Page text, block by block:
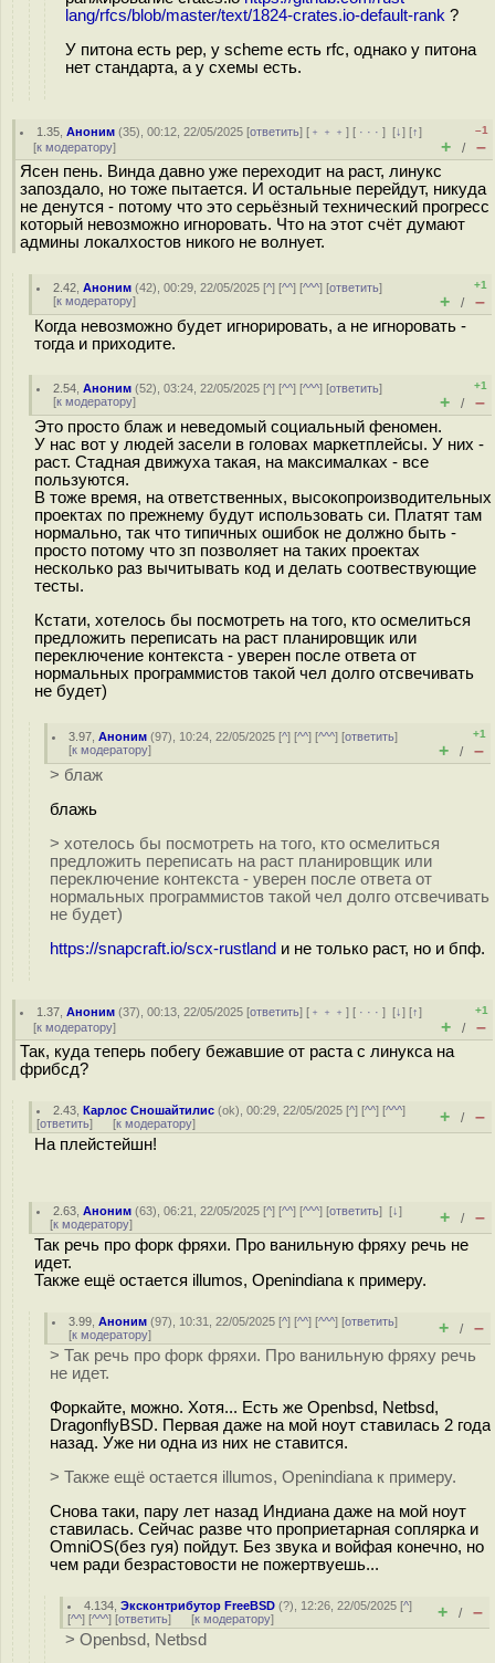
lang/rfcs/blob/master/text/1824-crates.io-default-rank ?
У питона есть pep, у scheme есть rfc, однако у питона
нет стандарта, а у схемы есть.
1.35 ,Аноним (35), 00:12, 22/05/2025 [ответить] [ ﹢﹢﹢] [ · · ·][↓] [↑]
[к модератору]
–1
+ / –
Ясен пень. Винда давно уже переходит на раст, линукс
запоздало, но тоже пытается. И остальные перейдут, никуда
не денутся - потому что это серьёзный технический прогресс
который невозможно игноровать. Что на этот счёт думают
админы локалхостов никого не волнует.
2.42 ,Аноним (42), 00:29, 22/05/2025 [^] [^^] [^^^] [ответить]
[к модератору]
+1
+ / –
Когда невозможно будет игнорировать, а не игноровать -
тогда и приходите.
2.54 ,Аноним (52), 03:24, 22/05/2025 [^] [^^] [^^^] [ответить]
[к модератору]
+1
+ / –
Это просто блаж и неведомый социальный феномен.
У нас вот у людей засели в головах маркетплейсы. У них -
раст. Стадная движуха такая, на максималках - все
пользуются.
В тоже время, на ответственных, высокопроизводительных
проектах по прежнему будут использовать си. Платят там
нормально, так что типичных ошибок не должно быть -
просто потому что зп позволяет на таких проектах
несколько раз вычитывать код и делать соотвествующие
тесты.
Кстати, хотелось бы посмотреть на того, кто осмелиться
предложить переписать на раст планировщик или
переключение контекста - уверен после ответа от
нормальных программистов такой чел долго отсвечивать
не будет)
3.97 ,Аноним (97), 10:24, 22/05/2025 [^] [^^] [^^^] [ответить]
[к модератору]
+1
+ / –
> блаж
блажь
> хотелось бы посмотреть на того, кто осмелиться
предложить переписать на раст планировщик или
переключение контекста - уверен после ответа от
нормальных программистов такой чел долго отсвечивать
не будет)
https://snapcraft.io/scx-rustland и не только раст, но и бпф.
1.37 ,Аноним (37), 00:13, 22/05/2025 [ответить] [ ﹢﹢﹢] [ · · ·][↓] [↑]
[к модератору]
+1
+ / –
Так, куда теперь побегу бежавшие от раста с линукса на
фрибсд?
2.43 ,Карлос Сношайтилис (ok), 00:29, 22/05/2025 [^] [^^] [^^^]
[ответить] [к модератору] + / –
На плейстейшн!
2.63 ,Аноним (63), 06:21, 22/05/2025 [^] [^^] [^^^] [ответить][↓]
[к модератору] + / –
Так речь про форк фряхи. Про ванильную фряху речь не
идет.
Также ещё остается illumos, Openindiana к примеру.
3.99 ,Аноним (97), 10:31, 22/05/2025 [^] [^^] [^^^] [ответить]
[к модератору] + / –
> Так речь про форк фряхи. Про ванильную фряху речь
не идет.
Форкайте, можно. Хотя... Есть же Openbsd, Netbsd,
DragonflyBSD. Первая даже на мой ноут ставилась 2 года
назад. Уже ни одна из них не ставится.
> Также ещё остается illumos, Openindiana к примеру.
Снова таки, пару лет назад Индиана даже на мой ноут
ставилась. Сейчас разве что проприетарная соплярка и
OmniOS(без гуя) пойдут. Без звука и войфая конечно, но
чем ради безрастовости не пожертвуешь...
4.134 ,Эксконтрибутор FreeBSD (?), 12:26, 22/05/2025 [^]
[^^] [^^^] [ответить] [к модератору] + / –
> Openbsd, Netbsd